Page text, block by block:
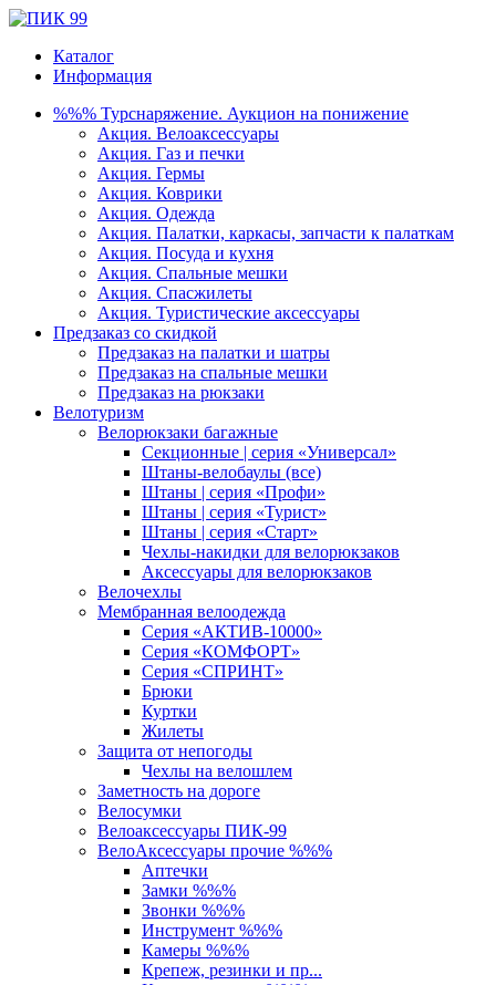
Каталог
Информация
%%% Турснаряжение. Аукцион на понижение
Акция. Велоаксессуары
Акция. Газ и печки
Акция. Гермы
Акция. Коврики
Акция. Одежда
Акция. Палатки, каркасы, запчасти к палаткам
Акция. Посуда и кухня
Акция. Спальные мешки
Акция. Спасжилеты
Акция. Туристические аксессуары
Предзаказ со скидкой
Предзаказ на палатки и шатры
Предзаказ на спальные мешки
Предзаказ на рюкзаки
Велотуризм
Велорюкзаки багажные
Секционные | серия «Универсал»
Штаны-велобаулы (все)
Штаны | серия «Профи»
Штаны | серия «Турист»
Штаны | серия «Старт»
Чехлы-накидки для велорюкзаков
Аксессуары для велорюкзаков
Велочехлы
Мембранная велоодежда
Серия «АКТИВ-10000»
Серия «КОМФОРТ»
Серия «СПРИНТ»
Брюки
Куртки
Жилеты
Защита от непогоды
Чехлы на велошлем
Заметность на дороге
Велосумки
Велоаксессуары ПИК-99
ВелоАксессуары прочие %%%
Аптечки
Замки %%%
Звонки %%%
Инструмент %%%
Камеры %%%
Крепеж, резинки и пр...